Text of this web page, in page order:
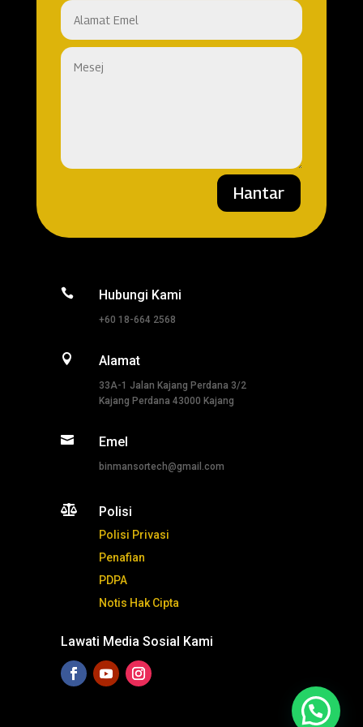
Hantar
 Hubungi Kami
+60 18-664 2568
 Alamat
33A-1 Jalan Kajang Perdana 3/2
Kajang Perdana 43000 Kajang
 Emel
binmansortech@gmail.com
 Polisi
Polisi Privasi
Penafian
PDPA
Notis Hak Cipta
Lawati Media Sosial Kami